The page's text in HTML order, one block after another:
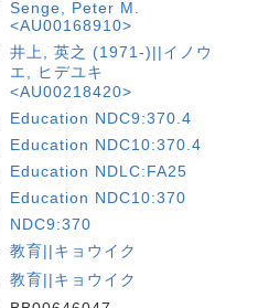
Senge, Peter M.
<AU00168910>
井上, 英之 (1971-)||イノウ
エ, ヒデユキ
<AU00218420>
Education NDC9:370.4
Education NDC10:370.4
Education NDLC:FA25
Education NDC10:370
NDC9:370
教育||キョウイク
教育||キョウイク